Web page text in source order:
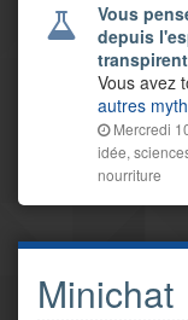
Vous
depuis
Vous avez
autres
Mercredi
idée,
nourriture
Minichat